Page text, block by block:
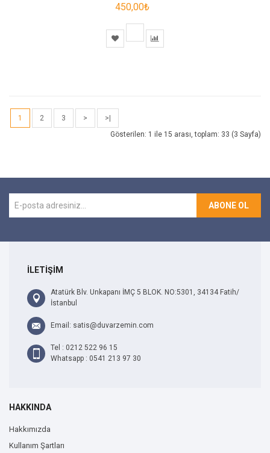
450,00₺
1 2 3 >
>|
Gösterilen: 1 ile 15 arası, toplam: 33 (3 Sayfa)
ABONE OL
İLETİŞİM
Atatürk Blv. Unkapanı İMÇ 5 BLOK. NO:5301, 34134 Fatih/
İstanbul
Email: satis@duvarzemin.com
Tel : 0212 522 96 15
Whatsapp : 0541 213 97 30
HAKKINDA
Hakkımızda
Kullanım Şartları